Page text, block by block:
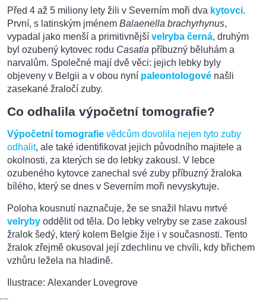
Před 4 až 5 miliony lety žili v Severním moři dva kytovci.
První, s latinským jménem Balaenella brachyrhynus,
vypadal jako menší a primitivnější velryba černá, druhým
byl ozubený kytovec rodu Casatia příbuzný běluhám a
narvalům. Společné mají dvě věci: jejich lebky byly
objeveny v Belgii a v obou nyní paleontologové našli
zasekané žraločí zuby.
Co odhalila výpočetní tomografie?
Výpočetní tomografie vědcům dovolila nejen tyto zuby
odhalit, ale také identifikovat jejich původního majitele a
okolnosti, za kterých se do lebky zakousl. V lebce
ozubeného kytovce zanechal své zuby příbuzný žraloka
bílého, který se dnes v Severním moři nevyskytuje.
Poloha kousnutí naznačuje, že se snažil hlavu mrtvé
velryby oddělit od těla. Do lebky velryby se zase zakousl
žralok šedý, který kolem Belgie žije i v současnosti. Tento
žralok zřejmě okusoval její zdechlinu ve chvíli, kdy břichem
vzhůru ležela na hladině.
Ilustrace: Alexander Lovegrove